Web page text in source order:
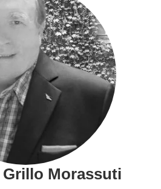
Grillo Morassuti